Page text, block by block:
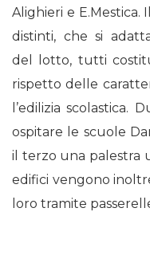
Alighieri e
distinti, che si
del lotto, tutti
rispetto delle
l’edilizia scolastica.
ospitare le scuole
il terzo una palestra
edifici vengono
loro tramite